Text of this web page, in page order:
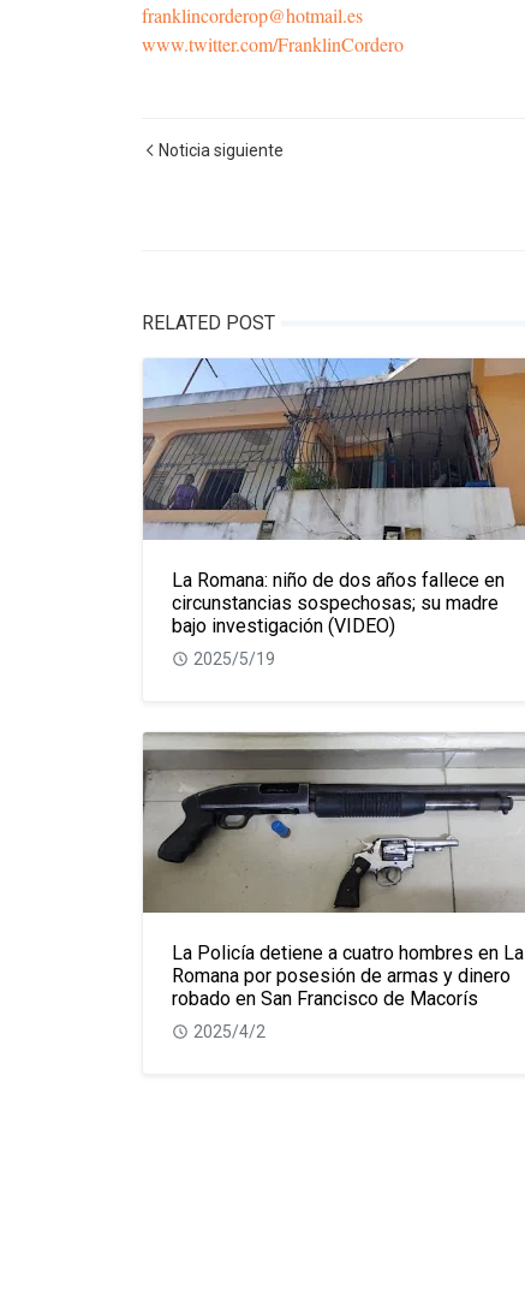
franklincorderop@hotmail.es
www.twitter.com/FranklinCordero
Noticia siguiente
RELATED POST
La Romana: niño de dos años fallece en
circunstancias sospechosas; su madre
bajo investigación (VIDEO)
2025/5/19
La Policía detiene a cuatro hombres en La
Romana por posesión de armas y dinero
robado en San Francisco de Macorís
2025/4/2